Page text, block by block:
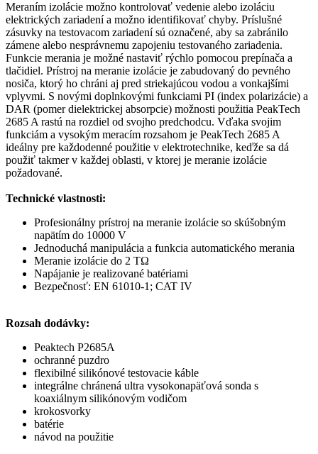
Meraním izolácie možno kontrolovať vedenie alebo izoláciu
elektrických zariadení a možno identifikovať chyby. Príslušné
zásuvky na testovacom zariadení sú označené, aby sa zabránilo
zámene alebo nesprávnemu zapojeniu testovaného zariadenia.
Funkcie merania je možné nastaviť rýchlo pomocou prepínača a
tlačidiel. Prístroj na meranie izolácie je zabudovaný do pevného
nosiča, ktorý ho chráni aj pred striekajúcou vodou a vonkajšími
vplyvmi. S novými doplnkovými funkciami PI (index polarizácie) a
DAR (pomer dielektrickej absorpcie) možnosti použitia PeakTech
2685 A rastú na rozdiel od svojho predchodcu. Vďaka svojim
funkciám a vysokým meracím rozsahom je PeakTech 2685 A
ideálny pre každodenné použitie v elektrotechnike, keďže sa dá
použiť takmer v každej oblasti, v ktorej je meranie izolácie
požadované.
Technické vlastnosti:
Profesionálny prístroj na meranie izolácie so skúšobným
napätím do 10000 V
Jednoduchá manipulácia a funkcia automatického merania
Meranie izolácie do 2 TΩ
Napájanie je realizované batériami
Bezpečnosť: EN 61010-1; CAT IV
Rozsah dodávky:
Peaktech P2685A
ochranné puzdro
flexibilné silikónové testovacie káble
integrálne chránená ultra vysokonapäťová sonda s
koaxiálnym silikónovým vodičom
krokosvorky
batérie
návod na použitie